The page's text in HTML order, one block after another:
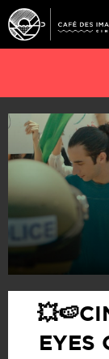
EYES